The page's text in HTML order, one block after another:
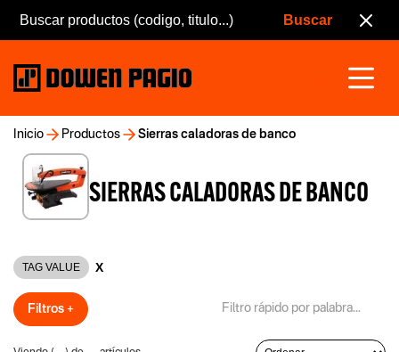
Inicio Productos Sierras caladoras de banco
SIERRAS CALADORAS DE BANCO
TAG VALUE X
Filtros +